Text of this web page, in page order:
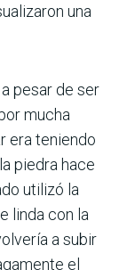
una
pesar de ser
mucha
era teniendo
piedra hace
utilizó la
linda con la
a subir
el